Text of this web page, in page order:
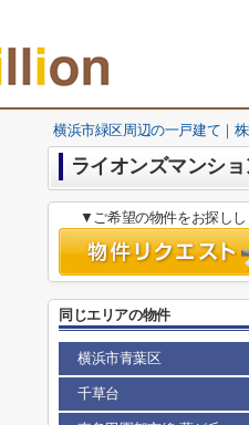
横浜市緑区周辺の一戸建て｜
ライオンズマンシ
▼ご希望の物件をお探しし
同じエリアの物件
横浜市青葉区
千草台